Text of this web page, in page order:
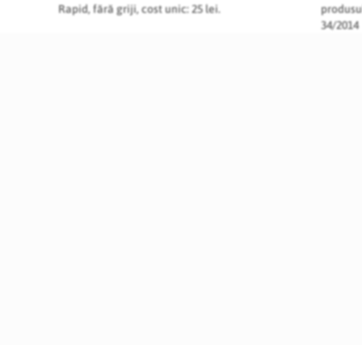
Rapid, fără griji, cost unic: 25 lei.
34/2014